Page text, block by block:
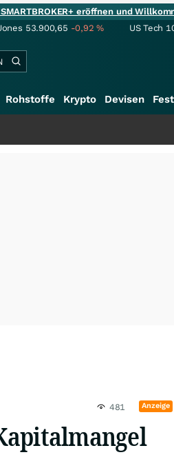
eröffnen und
53.900,65 -0,92% US Tech
Rohstoffe Krypto Devisen
481 Anzeige